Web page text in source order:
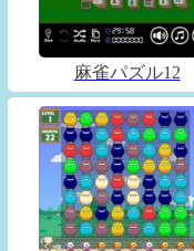
麻雀パズル12